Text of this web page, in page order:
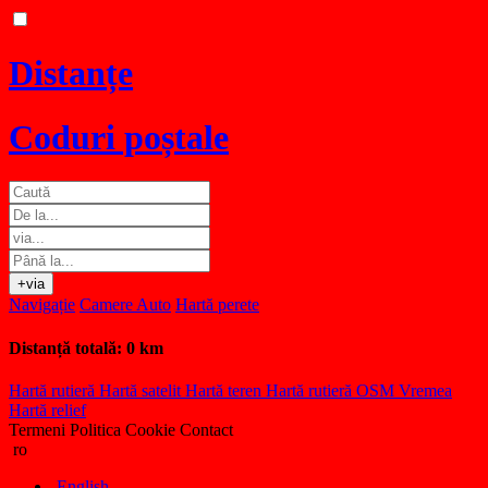
Distanțe
Coduri poștale
+via
Navigație Camere Auto Hartă perete
Distanță totală: 0 km
Hartă rutieră Hartă satelit Hartă teren Hartă rutieră OSM Vremea
Hartă relief
Termeni Politica Cookie Contact
ro